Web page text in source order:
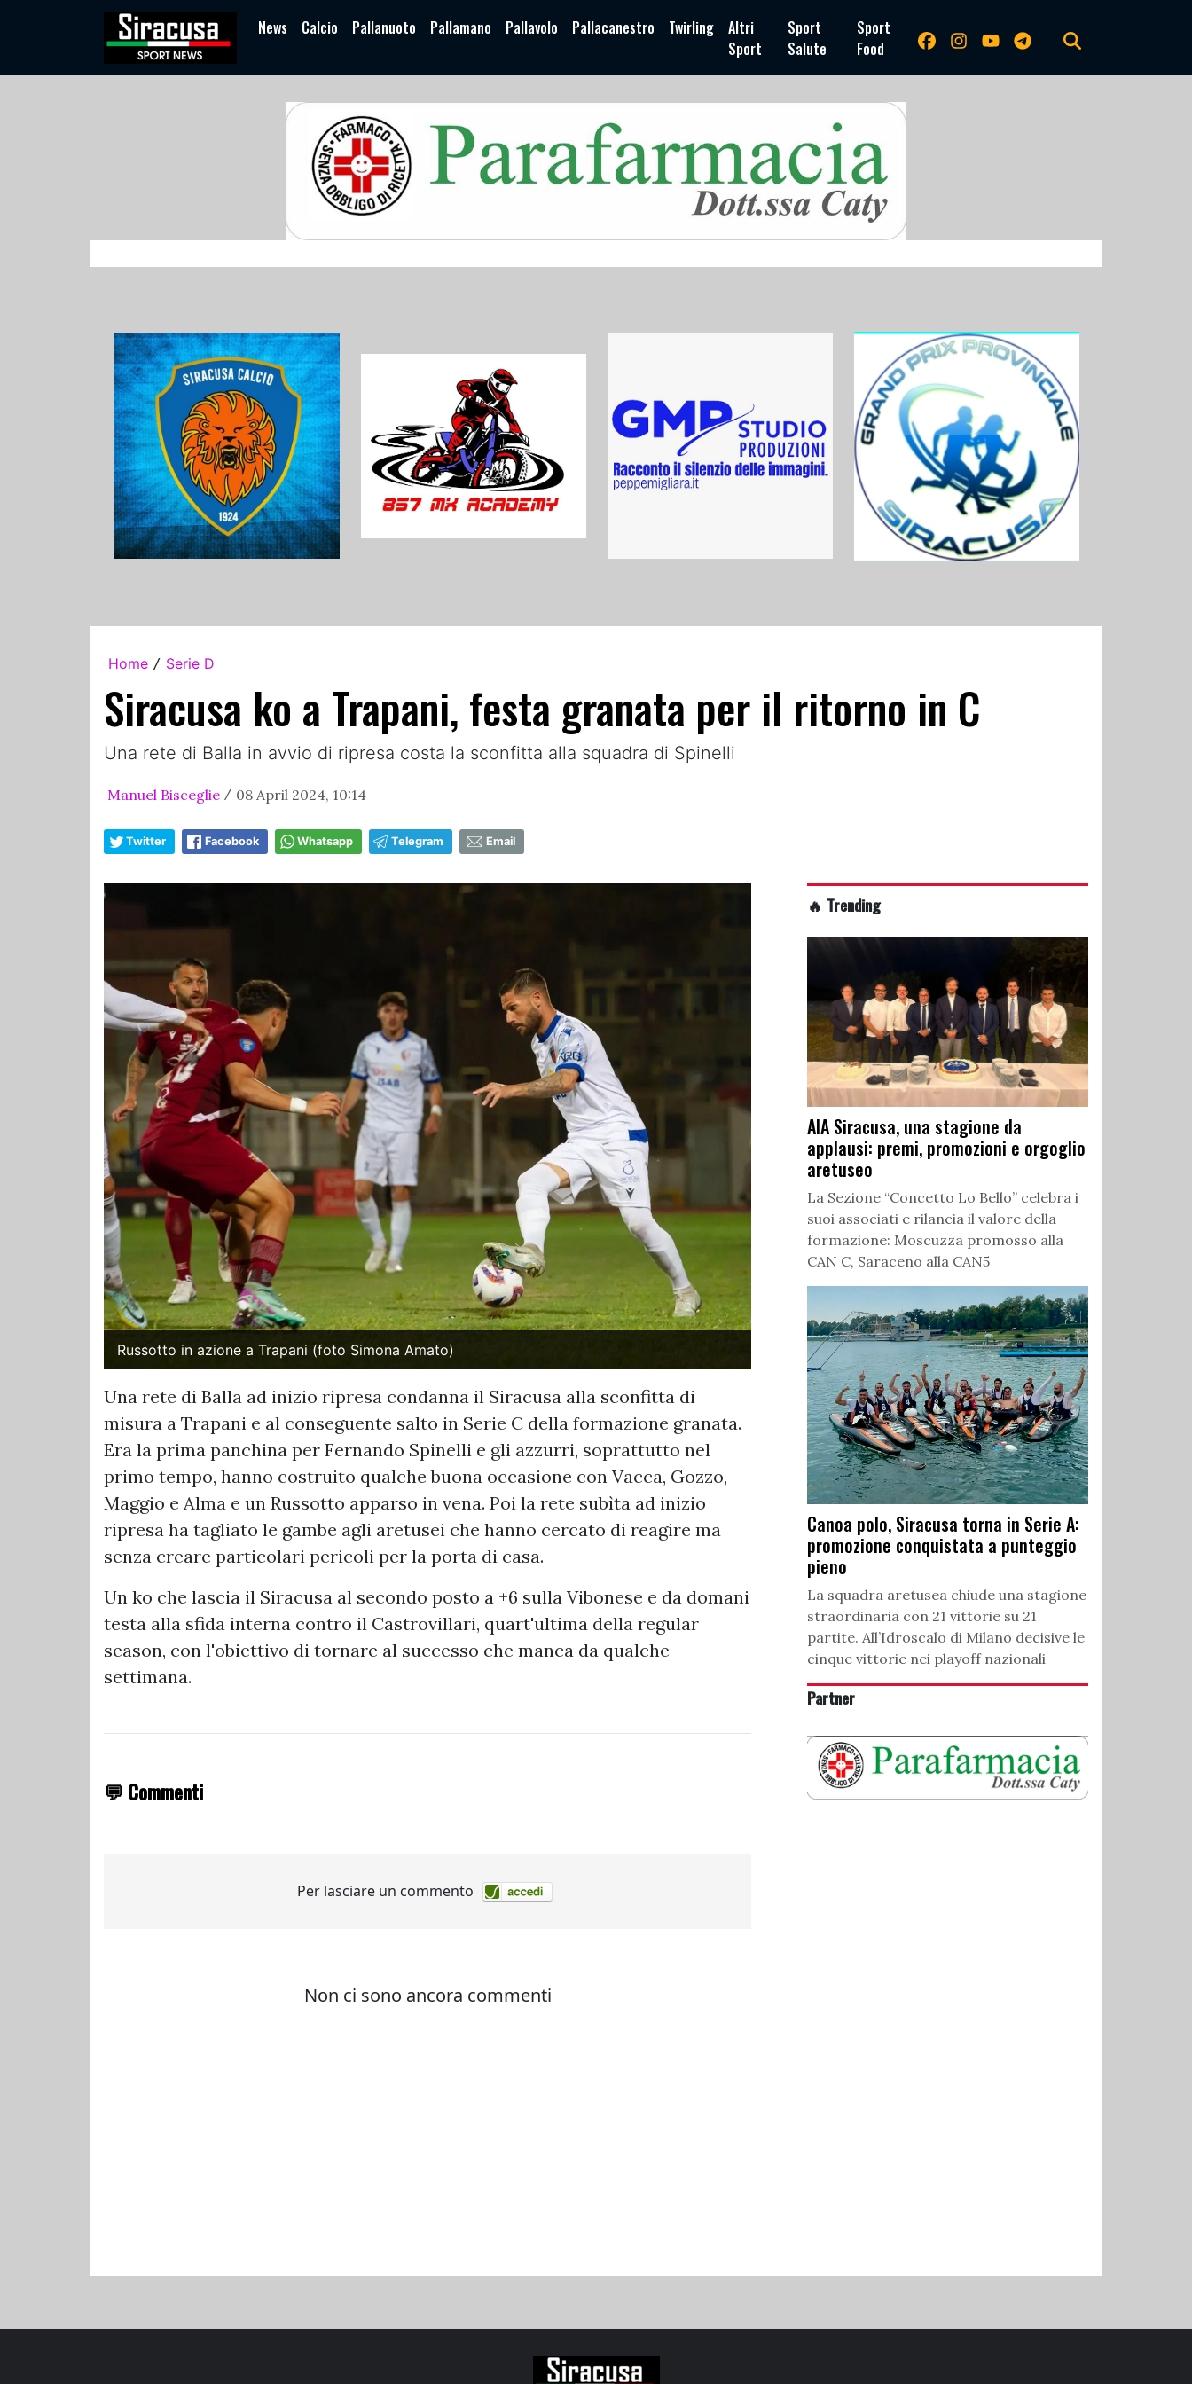
News Calcio Pallanuoto Pallamano Pallavolo Pallacanestro Twirling
Altri
Sport
Sport
Salute
Sport
Food
Home / Serie D
Siracusa ko a Trapani, festa granata per il ritorno in C
Una rete di Balla in avvio di ripresa costa la sconfitta alla squadra di Spinelli
Manuel Bisceglie / 08 April 2024, 10:14
Twitter Facebook Whatsapp Telegram Email
Russotto in azione a Trapani (foto Simona Amato)
Una rete di Balla ad inizio ripresa condanna il Siracusa alla sconfitta di
misura a Trapani e al conseguente salto in Serie C della formazione granata.
Era la prima panchina per Fernando Spinelli e gli azzurri, soprattutto nel
primo tempo, hanno costruito qualche buona occasione con Vacca, Gozzo,
Maggio e Alma e un Russotto apparso in vena. Poi la rete subìta ad inizio
ripresa ha tagliato le gambe agli aretusei che hanno cercato di reagire ma
senza creare particolari pericoli per la porta di casa.
Un ko che lascia il Siracusa al secondo posto a +6 sulla Vibonese e da domani
testa alla sfida interna contro il Castrovillari, quart'ultima della regular
season, con l'obiettivo di tornare al successo che manca da qualche
settimana.
💬 Commenti
🔥 Trending
AIA Siracusa, una stagione da
applausi: premi, promozioni e orgoglio
aretuseo
La Sezione “Concetto Lo Bello” celebra i
suoi associati e rilancia il valore della
formazione: Moscuzza promosso alla
CAN C, Saraceno alla CAN5
Canoa polo, Siracusa torna in Serie A:
promozione conquistata a punteggio
pieno
La squadra aretusea chiude una stagione
straordinaria con 21 vittorie su 21
partite. All’Idroscalo di Milano decisive le
cinque vittorie nei playoff nazionali
Partner